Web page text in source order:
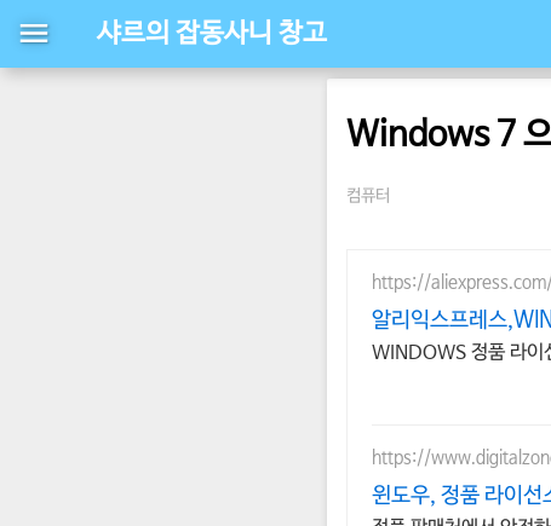
샤르의 잡동사니 창고
Windows 7
컴퓨터
https://aliexpress.com/
알리익스프레스
WINDOWS 정품 라이
https://
윈도우, 정품 라이선